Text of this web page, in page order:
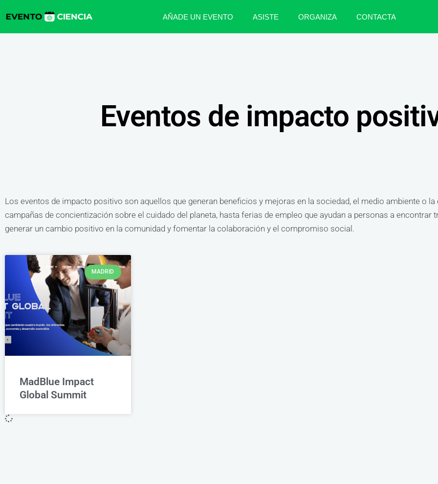
AÑADE UN EVENTO ASISTE ORGANIZA CONTACTA
Eventos de impacto
Los eventos de impacto positivo son aquellos que generan beneficios y mejoras en la sociedad, el medio ambiente o la
campañas de concientización sobre el cuidado del planeta, hasta ferias de empleo que ayudan a personas a encontrar
generar un cambio positivo en la comunidad y fomentar la colaboración y el compromiso social.
MADRID
MadBlue Impact
Global Summit